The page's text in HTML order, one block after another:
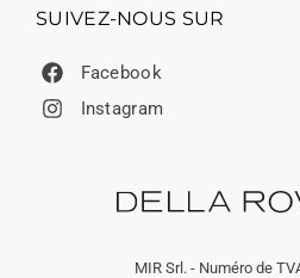
SUIVEZ-NOUS SUR
Facebook
Instagram
MIR Srl. - Numéro de